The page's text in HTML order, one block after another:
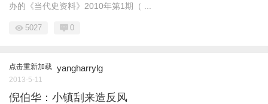
办的《当代史资料》2010年第1期（ ...
5027 0
点击重新加载 yangharrylg
2013-5-11
倪伯华：小镇刮来造反风